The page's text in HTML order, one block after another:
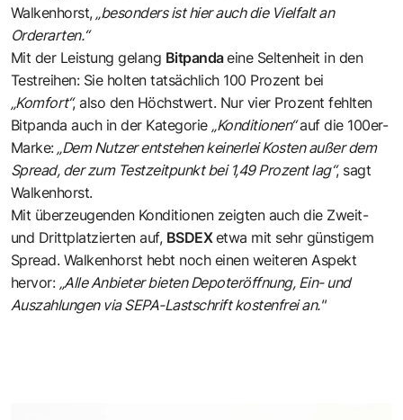
Walkenhorst, „besonders ist hier auch die Vielfalt an
Orderarten.“
Mit der Leistung gelang Bitpandaeine Seltenheit in den
Testreihen: Sie holten tatsächlich 100 Prozent bei
„Komfort“, also den Höchstwert. Nur vier Prozent fehlten
Bitpanda auch in der Kategorie „Konditionen“auf die 100er-
Marke: „Dem Nutzer entstehen keinerlei Kosten außer dem
Spread, der zum Testzeitpunkt bei 1,49 Prozent lag“, sagt
Walkenhorst.
Mit überzeugenden Konditionen zeigten auch die Zweit-
und Drittplatzierten auf, BSDEXetwa mit sehr günstigem
Spread. Walkenhorst hebt noch einen weiteren Aspekt
hervor: „Alle Anbieter bieten Depoteröffnung, Ein- und
Auszahlungen via SEPA-Lastschrift kostenfrei an."